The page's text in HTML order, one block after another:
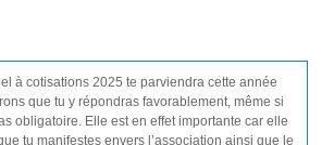
à cotisations 2025 te parviendra cette année
que tu y répondras favorablement, même si
obligatoire. Elle est en effet importante car elle
tu manifestes envers l’association ainsi que le